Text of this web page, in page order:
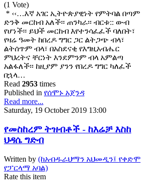
(1 Vote)
* ‹‹…እኛ አገር ኢትዮጵያዊነት የምትባል በጣም
ድንቅ መርከብ አለች፡፡ ጠንካራ፡፡ ብርቱ:: ውብ
የሆነች፡፡ ይህች መርከብ እየተንሳፈፈች ባለበት፣
የዛሬ ዓመት ከበረዶ ግግር ጋር ልትጋጭ ብላ፣
ልትሰጥም ብላ፣ በአስደናቂ የእግዚአብሔር
ምህረትና ቸርነት እንደምንም ብላ አምልጣ
አልፋለች፡፡ ከዚያም ያንን የበረዶ ግግር ካለፈች
በኋላ…
Read 2953 times
Published in የሰሞኑ አጀንዳ
Read more...
Saturday, 19 October 2019 13:00
የመስከረም ትዝብቶች - ከእሬቻ እስከ
ህዳሴ ግድብ
Written by (ከአብዱራህማን አህመዲን፤ የቀድሞ
የፓርላማ አባል)
Rate this item